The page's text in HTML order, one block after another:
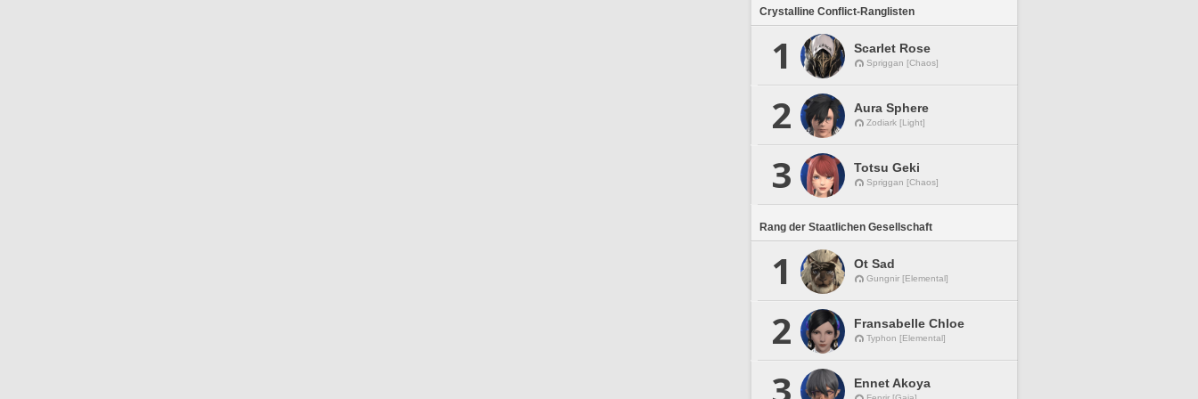
Crystalline Conflict-Ranglisten
1 Scarlet Rose
Spriggan [Chaos]
2 Aura Sphere
Zodiark [Light]
3 Totsu Geki
Spriggan [Chaos]
Rang der Staatlichen Gesellschaft
1 Ot Sad
Gungnir [Elemental]
2 Fransabelle Chloe
Typhon [Elemental]
Ennet Akoya